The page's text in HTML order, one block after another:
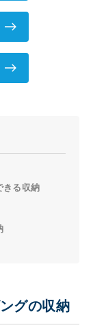
きる収納
グの収納